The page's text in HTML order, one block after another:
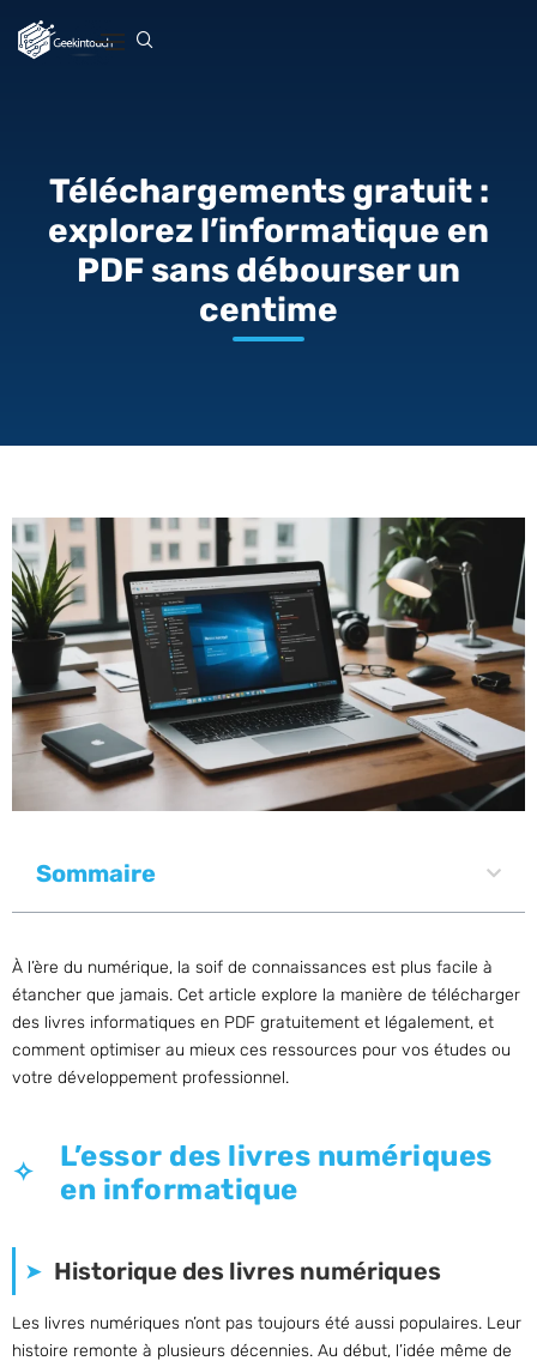
Téléchargements gratuit :
explorez l’informatique en
PDF sans débourser un
centime
Sommaire
À l’ère du numérique, la soif de connaissances est plus facile à
étancher que jamais. Cet article explore la manière de télécharger
des livres informatiques en PDF gratuitement et légalement, et
comment optimiser au mieux ces ressources pour vos études ou
votre développement professionnel.
L’essor des livres numériques
en informatique
Historique des livres numériques
Les livres numériques n’ont pas toujours été aussi populaires. Leur
histoire remonte à plusieurs décennies. Au début, l’idée même de